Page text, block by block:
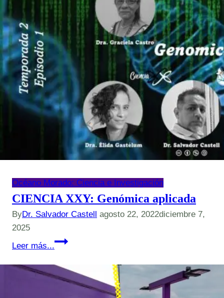
Océano Morado: Ciencia e Investigación
CIENCIA XXY: Genómica aplicada
ByDr. Salvador Castell agosto 22, 2022diciembre 7,
2025
Leer más...
CIENCIA
Genómica
aplicada